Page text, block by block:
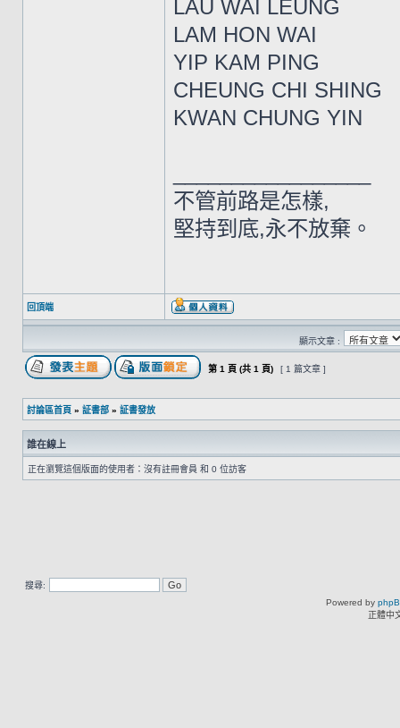
LAU WAI LEUNG
LAM HON WAI
YIP KAM PING
CHEUNG CHI SHING
KWAN CHUNG YIN
不管前路是怎樣,
堅持到底,永不放棄。
回頂端
顯示文章 :
第 1 頁 (共 1 頁) [ 1 篇文章 ]
討論區首頁 » 証書部 » 証書發放
誰在線上
正在瀏覽這個版面的使用者：沒有註冊會員 和 0 位訪客
搜尋:
Powered by
正體中